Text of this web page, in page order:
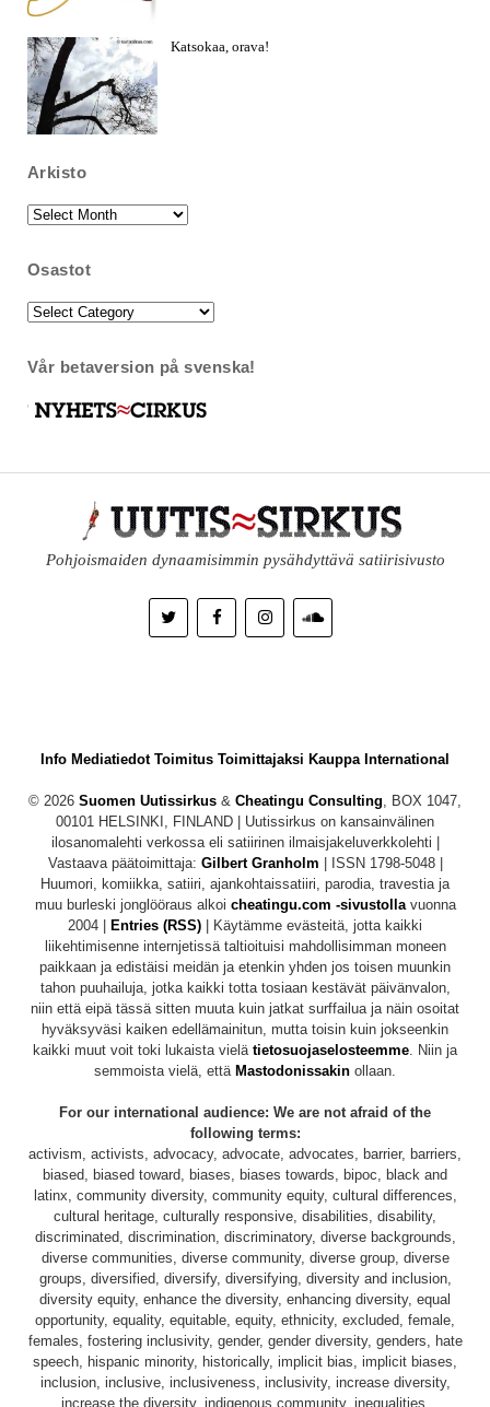
Katsokaa, orava!
Arkisto
Arkisto
Osastot
Osastot
Vår betaversion på svenska!
Pohjoismaiden dynaamisimmin pysähdyttävä satiirisivusto
Info Mediatiedot Toimitus Toimittajaksi Kauppa International
© 2026 Suomen Uutissirkus & Cheatingu Consulting , BOX 1047,
00101 HELSINKI, FINLAND | Uutissirkus on kansainvälinen
ilosanomalehti verkossa eli satiirinen ilmaisjakeluverkkolehti |
Vastaava päätoimittaja: Gilbert Granholm | ISSN 1798-5048 |
Huumori, komiikka, satiiri, ajankohtaissatiiri, parodia, travestia ja
muu burleski jonglööraus alkoi cheatingu.com -sivustollavuonna
2004 | Entries (RSS) | Käytämme evästeitä, jotta kaikki
liikehtimisenne internjetissä taltioituisi mahdollisimman moneen
paikkaan ja edistäisi meidän ja etenkin yhden jos toisen muunkin
tahon puuhailuja, jotka kaikki totta tosiaan kestävät päivänvalon,
niin että eipä tässä sitten muuta kuin jatkat surffailua ja näin osoitat
hyväksyväsi kaiken edellämainitun, mutta toisin kuin jokseenkin
kaikki muut voit toki lukaista vielä tietosuojaselosteemme . Niin ja
semmoista vielä, että Mastodonissakin ollaan.
For our international audience: We are not afraid of the
following terms:
activism, activists, advocacy, advocate, advocates, barrier, barriers,
biased, biased toward, biases, biases towards, bipoc, black and
latinx, community diversity, community equity, cultural differences,
cultural heritage, culturally responsive, disabilities, disability,
discriminated, discrimination, discriminatory, diverse backgrounds,
diverse communities, diverse community, diverse group, diverse
groups, diversified, diversify, diversifying, diversity and inclusion,
diversity equity, enhance the diversity, enhancing diversity, equal
opportunity, equality, equitable, equity, ethnicity, excluded, female,
females, fostering inclusivity, gender, gender diversity, genders, hate
speech, hispanic minority, historically, implicit bias, implicit biases,
inclusion, inclusive, inclusiveness, inclusivity, increase diversity,
increase the diversity, indigenous community, inequalities,